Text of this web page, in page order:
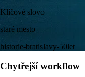
Klíčové slovo
staré mesto
historie-bratislavy-50let
Chytřejší workflow